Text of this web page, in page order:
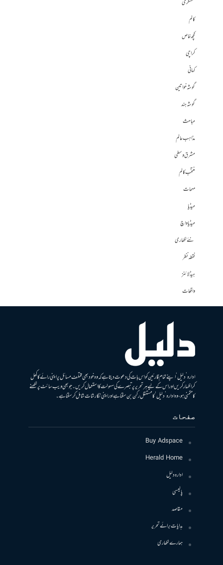
عسکری
کالم
کچھ خاص
کراچی
کہانی
گوشہ خواتین
گوشہ ہند
مباحث
مذاہب عالم
مشرق وسطی
منتخب کالم
مہمات
میڈیا
میڈیا واچ
نئے لکھاری
نقطہ نظر
ہیڈلائنز
واقعات
ادارہ ’دلیل‘ اپنے تمام قارئین کو اس بات کی دعوت دیتا ہے کہ وہ خود بھی مختلف مسائل پر اپنی رائے کا کھل
کر اظہار کریں اور اس کے لیے ہر تحریر پر تبصرے کی سہولت کا استعمال کریں۔ جو بھی ویب سائٹ پر لکھنے
کا متمنی ہو، وہ ادارہ ’دلیل‘ کا مستقل رکن بن سکتا ہے اور اپنی نگارشات شامل کرسکتا ہے۔
صفحات
Buy Adspace
Herald Home
ادارہ دلیل
پالیسی
مقاصد
ہدایات برائے تحریر
ہمارے لکھاری